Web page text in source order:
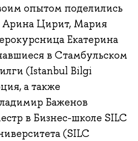
опытом поделились
Арина Цирит, Мария
Екатерина
в Стамбульском
(Istanbul Bilgi
а также
Баженов
в Бизнес-школе SILC
(SILC